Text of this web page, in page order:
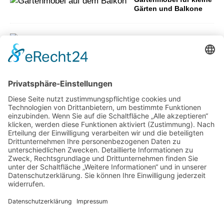
Gärten und Balkone
Aufenthaltsbereiche werden können
Gartenweg anlegen –
Das sollten Sie
wissen!
Was Sie über Pflanzen wissen sollten!